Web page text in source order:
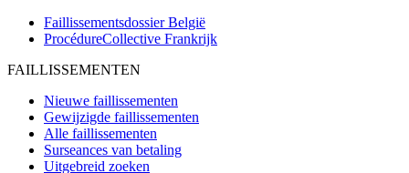
Faillissementsdossier België
ProcédureCollective Frankrijk
FAILLISSEMENTEN
Nieuwe faillissementen
Gewijzigde faillissementen
Alle faillissementen
Surseances van betaling
Uitgebreid zoeken